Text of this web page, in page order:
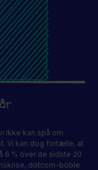
ikke kan spå om
Vi kan dog fortælle, at
6 % over de sidste 20
dotcom-boble